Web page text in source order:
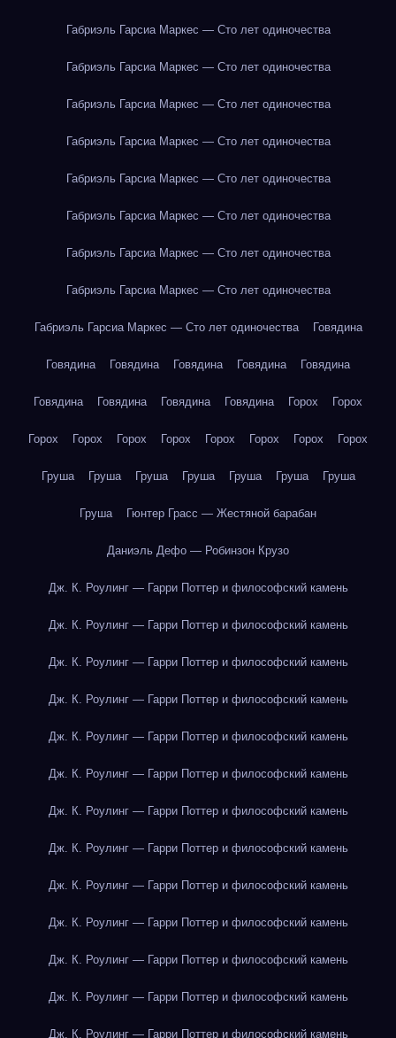
Габриэль Гарсиа Маркес — Сто лет одиночества
Габриэль Гарсиа Маркес — Сто лет одиночества
Габриэль Гарсиа Маркес — Сто лет одиночества
Габриэль Гарсиа Маркес — Сто лет одиночества
Габриэль Гарсиа Маркес — Сто лет одиночества
Габриэль Гарсиа Маркес — Сто лет одиночества
Габриэль Гарсиа Маркес — Сто лет одиночества
Габриэль Гарсиа Маркес — Сто лет одиночества
Габриэль Гарсиа Маркес — Сто лет одиночества Говядина
Говядина Говядина Говядина Говядина Говядина
Говядина Говядина Говядина Говядина Горох Горох
Горох Горох Горох Горох Горох Горох Горох Горох
Груша Груша Груша Груша Груша Груша Груша
Груша Гюнтер Грасс — Жестяной барабан
Даниэль Дефо — Робинзон Крузо
Дж. К. Роулинг — Гарри Поттер и философский камень
Дж. К. Роулинг — Гарри Поттер и философский камень
Дж. К. Роулинг — Гарри Поттер и философский камень
Дж. К. Роулинг — Гарри Поттер и философский камень
Дж. К. Роулинг — Гарри Поттер и философский камень
Дж. К. Роулинг — Гарри Поттер и философский камень
Дж. К. Роулинг — Гарри Поттер и философский камень
Дж. К. Роулинг — Гарри Поттер и философский камень
Дж. К. Роулинг — Гарри Поттер и философский камень
Дж. К. Роулинг — Гарри Поттер и философский камень
Дж. К. Роулинг — Гарри Поттер и философский камень
Дж. К. Роулинг — Гарри Поттер и философский камень
Дж. К. Роулинг — Гарри Поттер и философский камень